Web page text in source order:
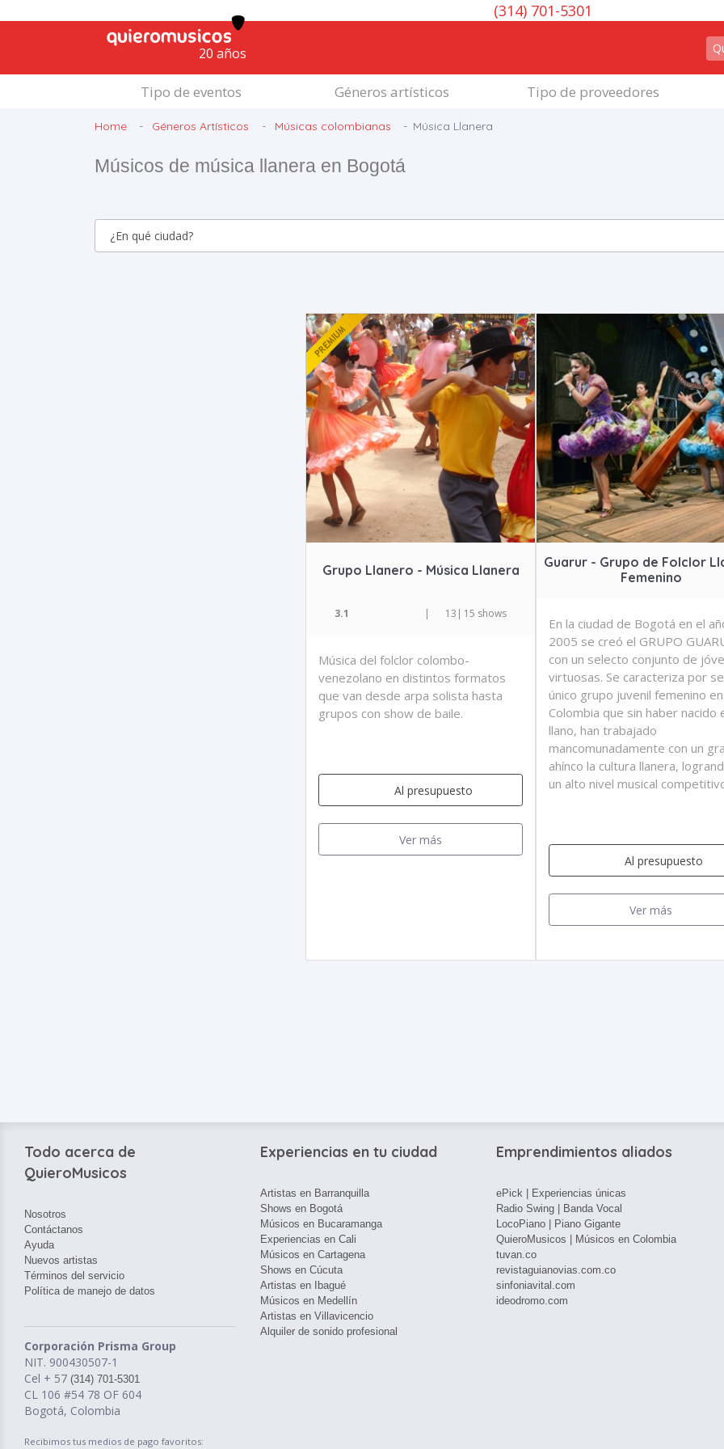
(314) 701-5301
20 años
Tipo de eventos Géneros artísticos Tipo de proveedores
Home Géneros Artísticos Músicas colombianas Música Llanera
Músicos de música llanera en Bogotá
Grupo Llanero - Música Llanera
3.1 | 13 | 15 shows
Música del folclor colombo-
venezolano en distintos formatos
que van desde arpa solista hasta
grupos con show de baile.
Al presupuesto
Ver más
Guarur - Grupo de Folclor
Femenino
En la ciudad de Bogotá en el
2005 se creó el GRUPO
con un selecto conjunto de
virtuosas. Se caracteriza por
único grupo juvenil femenino en
Colombia que sin haber nacido
llano, han trabajado
mancomunadamente con un
ahínco la cultura llanera,
un alto nivel musical
Al presupuesto
Ver más
Todo acerca de
QuieroMusicos
Nosotros
Contáctanos
Ayuda
Nuevos artistas
Términos del servicio
Política de manejo de datos
Corporación Prisma Group
NIT. 900430507-1
Cel + 57 (314) 701-5301
CL 106 #54 78 OF 604
Bogotá, Colombia
Recibimos tus medios de pago favoritos:
Experiencias en tu ciudad
Artistas en Barranquilla
Shows en Bogotá
Músicos en Bucaramanga
Experiencias en Cali
Músicos en Cartagena
Shows en Cúcuta
Artistas en Ibagué
Músicos en Medellín
Artistas en Villavicencio
Alquiler de sonido profesional
Emprendimientos aliados
ePick | Experiencias únicas
Radio Swing | Banda Vocal
LocoPiano | Piano Gigante
QuieroMusicos | Músicos en Colombia
tuvan.co
revistaguianovias.com.co
sinfoniavital.com
ideodromo.com